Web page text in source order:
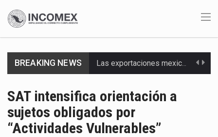
BREAKING NEWS
En el primer semestre de 2026, el Servicio de Administración Tributaria (SAT) cobró un total…
SAT intensifica orientación a
sujetos obligados por
“Actividades Vulnerables”